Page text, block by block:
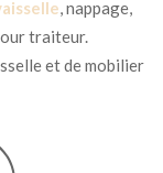
, nappage,
traiteur.
et de mobilier